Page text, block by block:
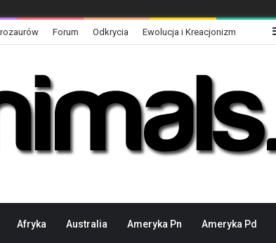
Forum Odkrycia Ewolucja i Kreacjonizm
Afryka Australia Ameryka Pn Ameryka Pd